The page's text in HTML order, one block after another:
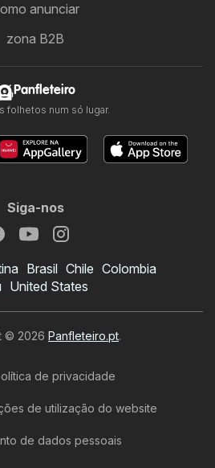
anunciar
zona B2B
Panfleteiro
folhetos num só lugar.
Siga-nos
Brasil Chile Colombia
United States
© 2026 Panfleteiro.pt.
de privacidade
de utilização do website
de dados pessoais